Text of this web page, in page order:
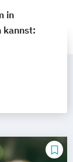
in
kannst: